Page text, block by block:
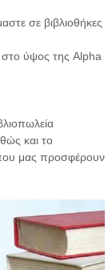
σε βιβλιοθήκες
ύψος της Alpha
και το
μας προσφέρουν